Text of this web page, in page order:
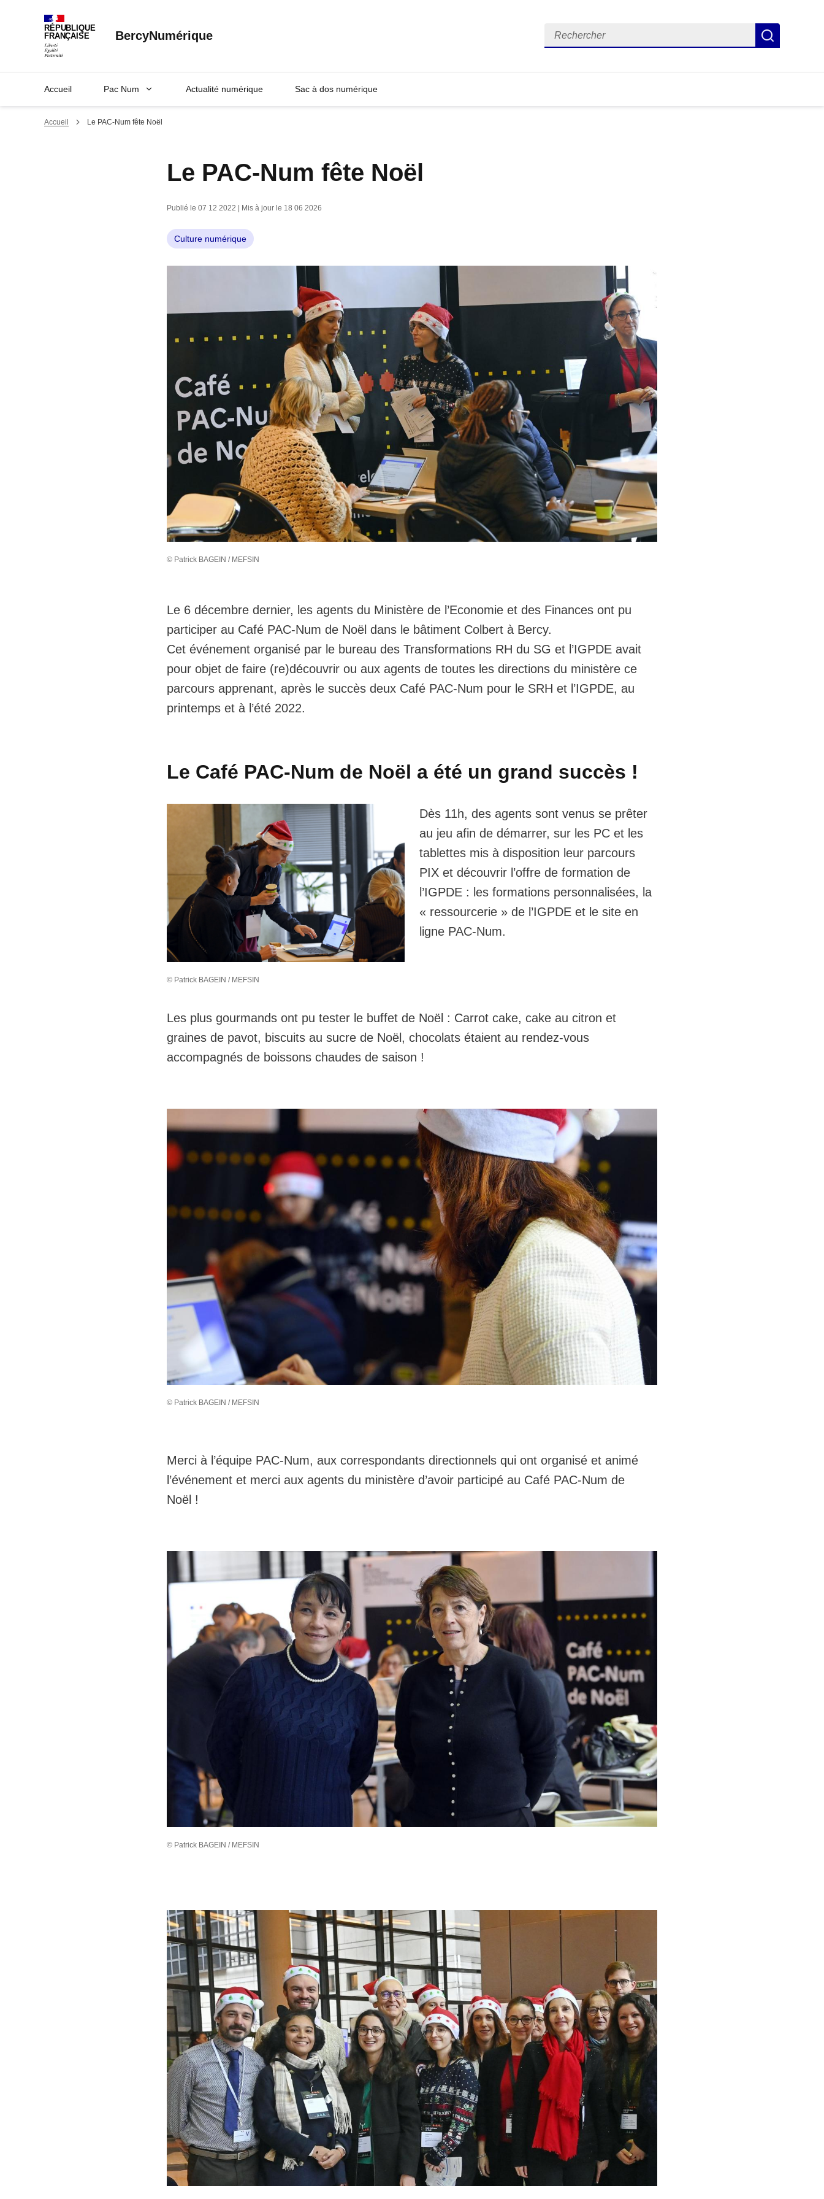
RÉPUBLIQUE
FRANÇAISE
BercyNumérique Rechercher
Accueil Pac Num Actualité numérique Sac à dos numérique
Accueil Le PAC-Num fête Noël
Le PAC-Num fête Noël
Publié le 07 12 2022 | Mis à jour le 18 06 2026
Culture numérique
© Patrick BAGEIN / MEFSIN
Le 6 décembre dernier, les agents du Ministère de l’Economie et des Finances ont pu
participer au Café PAC-Num de Noël dans le bâtiment Colbert à Bercy.
Cet événement organisé par le bureau des Transformations RH du SG et l’IGPDE avait
pour objet de faire (re)découvrir ou aux agents de toutes les directions du ministère ce
parcours apprenant, après le succès deux Café PAC-Num pour le SRH et l’IGPDE, au
printemps et à l’été 2022.
Le Café PAC-Num de Noël a été un grand succès !
Dès 11h, des agents sont venus se prêter
au jeu afin de démarrer, sur les PC et les
tablettes mis à disposition leur parcours
PIX et découvrir l’offre de formation de
l’IGPDE : les formations personnalisées, la
« ressourcerie » de l’IGPDE et le site en
ligne PAC-Num.
© Patrick BAGEIN / MEFSIN
Les plus gourmands ont pu tester le buffet de Noël : Carrot cake, cake au citron et
graines de pavot, biscuits au sucre de Noël, chocolats étaient au rendez-vous
accompagnés de boissons chaudes de saison !
© Patrick BAGEIN / MEFSIN
Merci à l’équipe PAC-Num, aux correspondants directionnels qui ont organisé et animé
l’événement et merci aux agents du ministère d’avoir participé au Café PAC-Num de
Noël !
© Patrick BAGEIN / MEFSIN